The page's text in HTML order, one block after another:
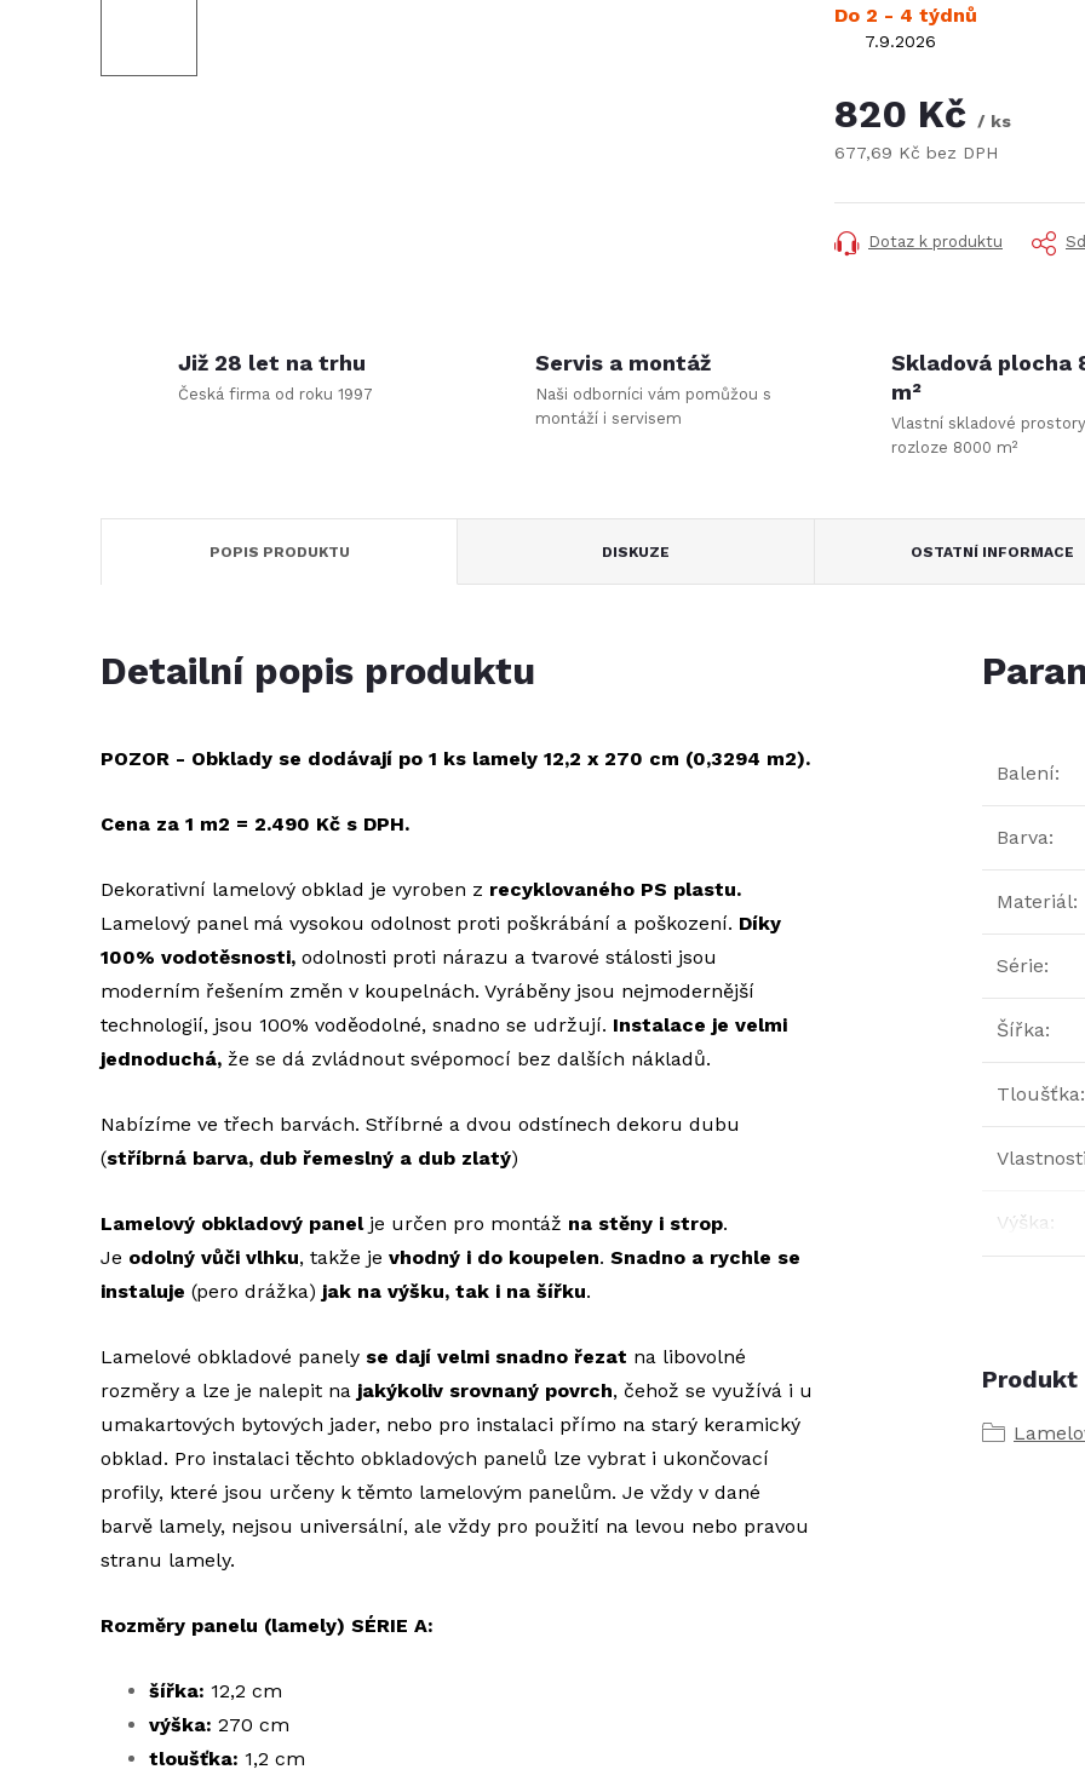
Do 2 - 4 týdnů
7.9.2026
820 Kč
/ ks
677,69 Kč bez DPH
cena:
Dotaz k produktu
Již 28 let na trhu
Česká firma od roku 1997
Servis a montáž
Naši odborníci vám pomůžou s
montáží i servisem
Skladová plocha
m²
Vlastní skladové
rozloze 8000 m²
POPIS PRODUKTU DISKUZE OSTATNÍ INFORMACE
Detailní popis produktu
POZOR - Obklady se dodávají po 1 ks lamely 12,2 x 270 cm (0,3294 m2).
Cena za 1 m2 = 2.490 Kč s DPH.
Dekorativní lamelový obklad je vyroben z recyklovaného PS plastu.
Lamelový panel má vysokou odolnost proti poškrábání a poškození. Díky
100% vodotěsnosti, odolnosti proti nárazu a tvarové stálosti jsou
moderním řešením změn v koupelnách. Vyráběny jsou nejmodernější
technologií, jsou 100% voděodolné, snadno se udržují. Instalace je velmi
jednoduchá, že se dá zvládnout svépomocí bez dalších nákladů.
Nabízíme ve třech barvách. Stříbrné a dvou odstínech dekoru dubu
(stříbrná barva, dub řemeslný a dub zlatý)
Lamelový obkladový panelje určen pro montáž na stěny i strop.
Je odolný vůči vlhku, takže je vhodný i do koupelen. Snadno a rychle se
instaluje (pero drážka) jak na výšku, tak i na šířku.
Lamelové obkladové panely se dají velmi snadno řezat na libovolné
rozměry a lze je nalepit na jakýkoliv srovnaný povrch, čehož se využívá i u
umakartových bytových jader, nebo pro instalaci přímo na starý keramický
obklad. Pro instalaci těchto obkladových panelů lze vybrat i ukončovací
profily, které jsou určeny k těmto lamelovým panelům. Je vždy v dané
barvě lamely, nejsou universální, ale vždy pro použití na levou nebo pravou
stranu lamely.
Rozměry panelu (lamely) SÉRIE A:
šířka: 12,2 cm
výška: 270 cm
tloušťka: 1,2 cm
Balení:
Barva:
Materiál:
Série:
Šířka:
Tloušťka:
Vlastnosti
Výška :